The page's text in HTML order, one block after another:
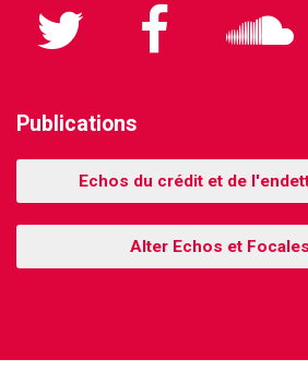
Facebook
Publications
Echos du crédit et de
Alter Echos et Focales